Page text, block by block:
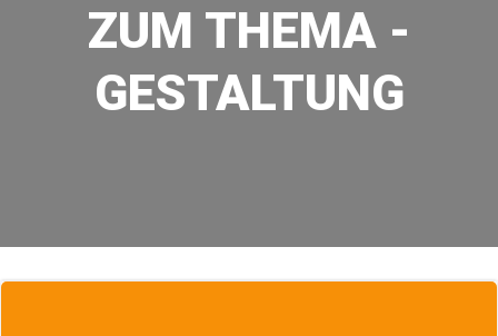
ZUM THEMA -
GESTALTUNG